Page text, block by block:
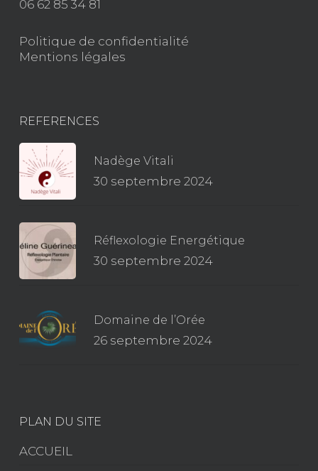
06 62 85 34 81
Politique de confidentialité
Mentions légales
REFERENCES
Nadège Vitali
30 septembre 2024
Réflexologie Energétique
30 septembre 2024
Domaine de l’Orée
26 septembre 2024
PLAN DU SITE
ACCUEIL